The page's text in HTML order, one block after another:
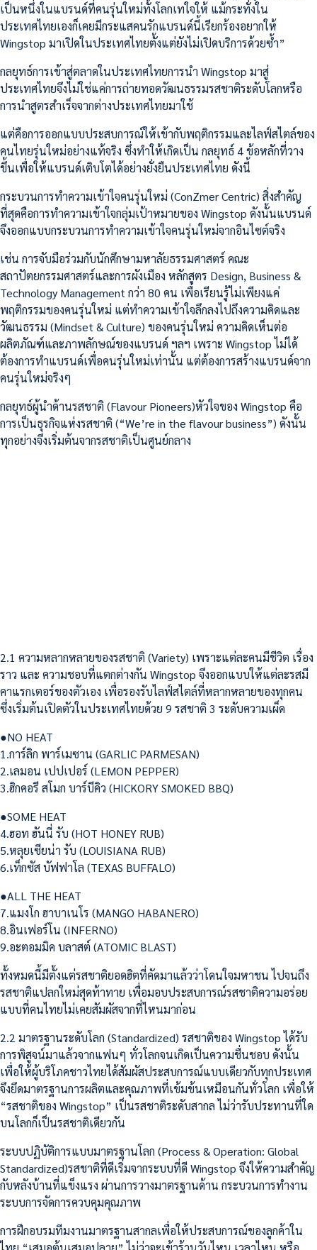
เป็นหนึ่งในแบรนด์ที่คนรุ่นใหม่ทั้งโลกเทใจให้ แม้กระทั่งใน
ประเทศไทยเองก็เคยมีกระแสคนรักแบรนด์นี้เรียกร้องอยากให้
Wingstop มาเปิดในประเทศไทยตั้งแต่ยังไม่เปิดบริการด้วยซ้ำ”
กลยุทธ์การเข้าสู่ตลาดในประเทศไทยการนำ Wingstop มาสู่
ประเทศไทยจึงไม่ใช่แค่การถ่ายทอดวัฒนธรรมรสชาติระดับโลกหรือ
การนำสูตรสำเร็จจากต่างประเทศไทยมาใช้
แต่คือการออกแบบประสบการณ์ให้เข้ากับพฤติกรรมและไลฟ์สไตล์ของ
คนไทยรุ่นใหม่อย่างแท้จริง ซึ่งทำให้เกิดเป็น กลยุทธ์ 4 ข้อหลักที่วาง
ขึ้นเพื่อให้แบรนด์เติบโตได้อย่างยั่งยืนประเทศไทย ดังนี้
กระบวนการทำความเข้าใจคนรุ่นใหม่ (ConZmer Centric) สิ่งสำคัญ
ที่สุดคือการทำความเข้าใจกลุ่มเป้าหมายของ Wingstop ดังนั้นแบรนด์
จึงออกแบบกระบวนการทำความเข้าใจคนรุ่นใหม่จากอินไซต์จริง
เช่น การจับมือร่วมกับนักศึกษามหาลัยธรรมศาสตร์ คณะ
สถาปัตยกรรมศาสตร์และการผังเมือง หลักสูตร Design, Business &
Technology Management กว่า 80 คน เพื่อเรียนรู้ไม่เพียงแค่
พฤติกรรมของคนรุ่นใหม่ แต่ทำความเข้าใจลึกลงไปถึงความคิดและ
วัฒนธรรม (Mindset & Culture) ของคนรุ่นใหม่ ความคิดเห็นต่อ
ผลิตภัณฑ์และภาพลักษณ์ของแบรนด์ ฯลฯ เพราะ Wingstop ไม่ได้
ต้องการทำแบรนด์เพื่อคนรุ่นใหม่เท่านั้น แต่ต้องการสร้างแบรนด์จาก
คนรุ่นใหม่จริงๆ
กลยุทธ์ผู้นำด้านรสชาติ (Flavour Pioneers)หัวใจของ Wingstop คือ
การเป็นธุรกิจแห่งรสชาติ (“We’re in the flavour business”) ดังนั้น
ทุกอย่างจึงเริ่มต้นจากรสชาติเป็นศูนย์กลาง
2.1 ความหลากหลายของรสชาติ (Variety) เพราะแต่ละคนมีชีวิต เรื่อง
ราว และ ความชอบที่แตกต่างกัน Wingstop จึงออกแบบให้แต่ละรสมี
คาแรกเตอร์ของตัวเอง เพื่อรองรับไลฟ์สไตล์ที่หลากหลายของทุกคน
ซึ่งเริ่มต้นเปิดตัวในประเทศไทยด้วย 9 รสชาติ 3 ระดับความเผ็ด
●NO HEAT
1.การ์ลิก พาร์เมซาน (GARLIC PARMESAN)
2.เลมอน เปปเปอร์ (LEMON PEPPER)
3.ฮิกคอรี สโมก บาร์บีคิว (HICKORY SMOKED BBQ)
●SOME HEAT
4.ฮอท ฮันนี่ รับ (HOT HONEY RUB)
5.หลุยเซียน่า รับ (LOUISIANA RUB)
6.เท็กซัส บัฟฟาโล (TEXAS BUFFALO)
●ALL THE HEAT
7.แมงโก ฮาบาเนโร (MANGO HABANERO)
8.อินเฟอร์โน (INFERNO)
9.อะตอมมิค บลาสต์ (ATOMIC BLAST)
ทั้งหมดนี้มีตั้งแต่รสชาติยอดฮิตที่คัดมาแล้วว่าโดนใจมหาชน ไปจนถึง
รสชาติแปลกใหม่สุดท้าทาย เพื่อมอบประสบการณ์รสชาติความอร่อย
แบบที่คนไทยไม่เคยสัมผัสจากที่ไหนมาก่อน
2.2 มาตรฐานระดับโลก (Standardized) รสชาติของ Wingstop ได้รับ
การพิสูจน์มาแล้วจากแฟนๆ ทั่วโลกจนเกิดเป็นความชื่นชอบ ดังนั้น
เพื่อให้ผู้บริโภคชาวไทยได้สัมผัสประสบการณ์แบบเดียวกับทุกประเทศ
จึงยึดมาตรฐานการผลิตและคุณภาพที่เข้มข้นเหมือนกันทั่วโลก เพื่อให้
“รสชาติของ Wingstop” เป็นรสชาติระดับสากล ไม่ว่ารับประทานที่ใด
บนโลกก็เป็นรสชาติเดียวกัน
ระบบปฏิบัติการแบบมาตรฐานโลก (Process & Operation: Global
Standardized)รสชาติที่ดีเริ่มจากระบบที่ดี Wingstop จึงให้ความสำคัญ
กับหลังบ้านที่แข็งแรง ผ่านการวางมาตรฐานด้าน กระบวนการทำงาน
ระบบการจัดการควบคุมคุณภาพ
การฝึกอบรมทีมงานมาตรฐานสากลเพื่อให้ประสบการณ์ของลูกค้าใน